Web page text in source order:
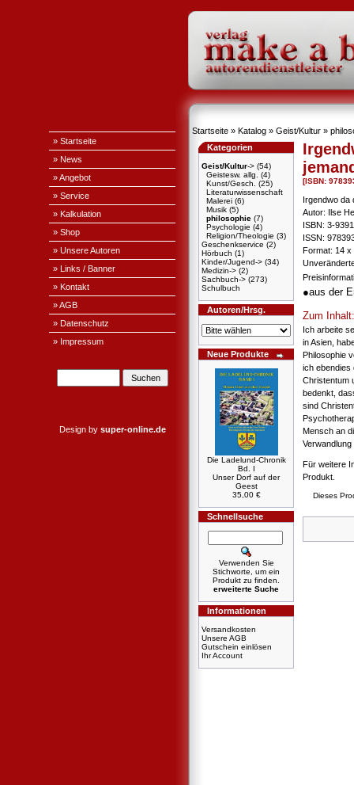
» Startseite
» News
» Angebot
» Service
» Kalkulation
» Shop
» Unsere Autoren
» Links / Banner
» Kontakt
» AGB
» Datenschutz
» Impressum
Design by super-online.de
Startseite » Katalog » Geist/Kultur »
Kategorien
Geist/Kultur-> (54)
Geistesw. allg.
(4)
Kunst/Gesch.
(25)
Literaturwissenschaft
Malerei (6)
Musik (5)
philosophie (7)
Psychologie (4)
Religion/Theologie (3)
Geschenkservice (2)
Hörbuch (1)
Kinder/Jugend-> (34)
Medizin-> (2)
Sachbuch-> (273)
Schulbuch
Autoren/Hrsg.
Neue Produkte
Die Ladelund-Chronik
Bd. I
Unser Dorf auf der
Geest
35,00 €
Schnellsuche
Verwenden Sie
Stichworte, um ein
Produkt zu finden.
erweiterte Suche
Informationen
Versandkosten
Unsere AGB
Gutschein einlösen
Ihr Account
[ISBN:
Irgendwo da
Autor: Ilse
ISBN: 3-
ISSN:
Format: 14 x
●aus der
Zum Inhalt:
Ich arbeite
in Asien,
Philosophie
ich ebendies
Christentum
bedenkt,
sind
Mensch an
Für weitere
Produkt.
Dieses